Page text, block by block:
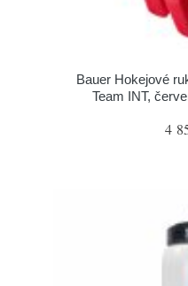
Bauer Hokejové
Team INT,
4